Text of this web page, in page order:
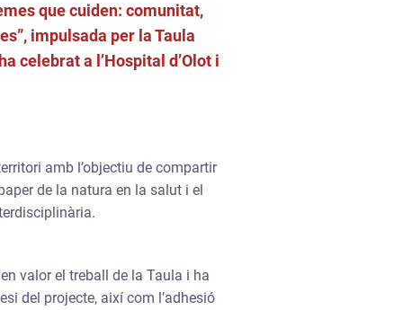
que cuiden: comunitat,
impulsada per la Taula
celebrat a l’Hospital d’Olot i
amb l’objectiu de compartir
de la natura en la salut i el
valor el treball de la Taula i ha
del projecte, així com l’adhesió